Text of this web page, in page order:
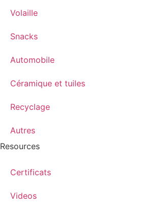
Volaille
Snacks
Automobile
Céramique et tuiles
Recyclage
Autres
Resources
Certificats
Videos